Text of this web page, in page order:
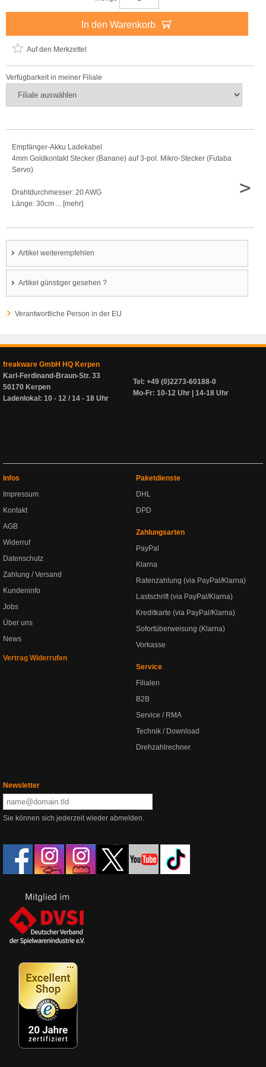
In den Warenkorb
Auf den Merkzettel
Verfügbarkeit in meiner Filiale
Empfänger-Akku Ladekabel
4mm Goldkontakt Stecker (Banane) auf 3-pol. Mikro-Stecker (Futaba
Servo)
Drahtdurchmesser: 20 AWG
Länge: 30cm ... [mehr]
>
Artikel weiterempfehlen
Artikel günstiger gesehen ?
Verantwortliche Person in der EU
freakware GmbH HQ Kerpen
Karl-Ferdinand-Braun-Str. 33
50170 Kerpen
Ladenlokal: 10 - 12 / 14 - 18 Uhr
Tel: +49 (0)2273-60188-0
Mo-Fr: 10-12 Uhr | 14-18 Uhr
Infos
Impressum
Kontakt
AGB
Widerruf
Datenschutz
Zahlung / Versand
Kundeninfo
Jobs
Über uns
News
Vertrag Widerrufen
Paketdienste
DHL
DPD
Zahlungsarten
PayPal
Klarna
Ratenzahlung (via PayPal/Klarna)
Lastschrift (via PayPal/Klarna)
Kreditkarte (via PayPal/Klarna)
Sofortüberweisung (Klarna)
Vorkasse
Service
Filialen
B2B
Service / RMA
Technik / Download
Drehzahlrechner
Newsletter
Sie können sich jederzeit wieder abmelden.